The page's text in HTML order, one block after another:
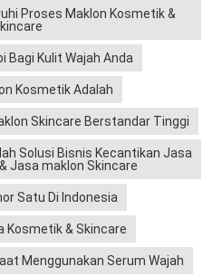
Proses Maklon Kosmetik &
Bagi Kulit Wajah Anda
Kosmetik Adalah
Skincare Berstandar Tinggi
Solusi Bisnis Kecantikan Jasa
Jasa maklon Skincare
Satu Di Indonesia
Kosmetik & Skincare
Menggunakan Serum Wajah